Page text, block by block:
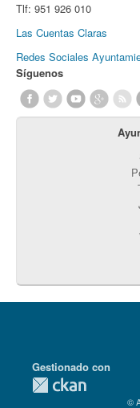
Tlf: 951 926 010
Las Cuentas Claras
Redes Sociales
Síguenos
Detalles Técnicos
Gestionado con
©